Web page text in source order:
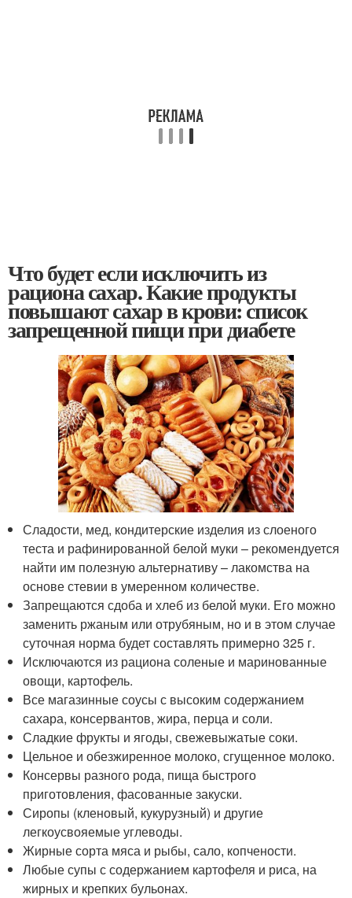
Что будет если исключить из
рациона сахар. Какие продукты
повышают сахар в крови: список
запрещенной пищи при диабете
Сладости, мед, кондитерские изделия из слоеного
теста и рафинированной белой муки – рекомендуется
найти им полезную альтернативу – лакомства на
основе стевии в умеренном количестве.
Запрещаются сдоба и хлеб из белой муки. Его можно
заменить ржаным или отрубяным, но и в этом случае
суточная норма будет составлять примерно 325 г.
Исключаются из рациона соленые и маринованные
овощи, картофель.
Все магазинные соусы с высоким содержанием
сахара, консервантов, жира, перца и соли.
Сладкие фрукты и ягоды, свежевыжатые соки.
Цельное и обезжиренное молоко, сгущенное молоко.
Консервы разного рода, пища быстрого
приготовления, фасованные закуски.
Сиропы (кленовый, кукурузный) и другие
легкоусвояемые углеводы.
Жирные сорта мяса и рыбы, сало, копчености.
Любые супы с содержанием картофеля и риса, на
жирных и крепких бульонах.